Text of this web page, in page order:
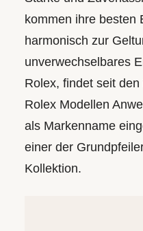
kommen ihre besten
harmonisch zur
unverwechsel­bares
Rolex, findet seit
Rolex Modellen
als Markenname
einer der
Kollektion.